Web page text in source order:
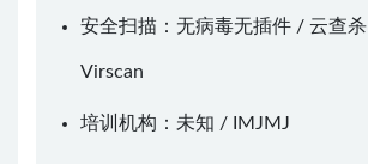
安全扫描：无病毒无插件 / 云查杀
Virscan
培训机构：未知 / IMJMJ